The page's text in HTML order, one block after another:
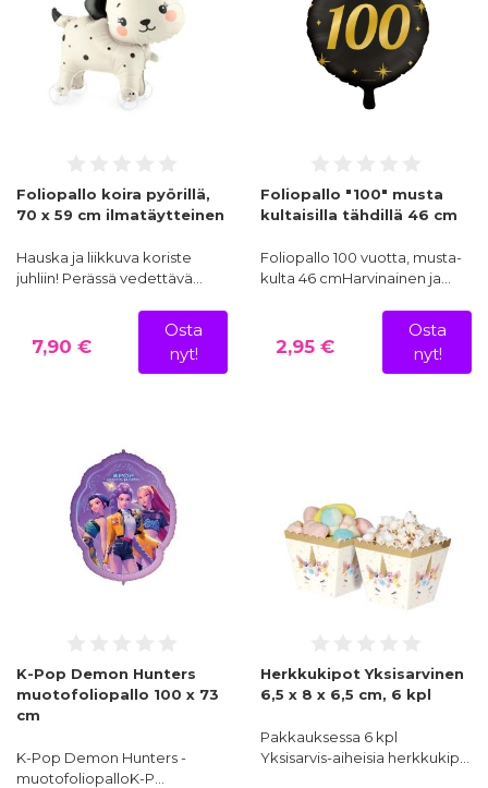
Foliopallo koira pyörillä,
70 x 59 cm ilmatäytteinen
Hauska ja liikkuva koriste
juhliin! Perässä vedettävä…
7,90 €
Osta
nyt!
Foliopallo "100" musta
kultaisilla tähdillä 46 cm
Foliopallo 100 vuotta, musta-
kulta 46 cmHarvinainen ja…
2,95 €
Osta
nyt!
K-Pop Demon Hunters
muotofoliopallo 100 x 73
cm
K-Pop Demon Hunters -
muotofoliopalloK-P…
Herkkukipot Yksisarvinen
6,5 x 8 x 6,5 cm, 6 kpl
Pakkauksessa 6 kpl
Yksisarvis-aiheisia herkkukip…